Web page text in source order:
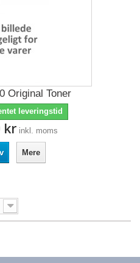
Original Toner
leveringstid
kr inkl. moms
Mere